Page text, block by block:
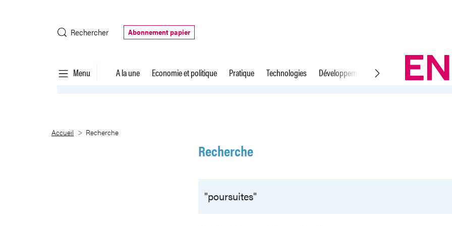
Rechercher
Abonnement papier
Menu A la une Economie et politique Pratique Technologies Développement durable Droit du travail
Recherche
Accueil Recherche
Recherche